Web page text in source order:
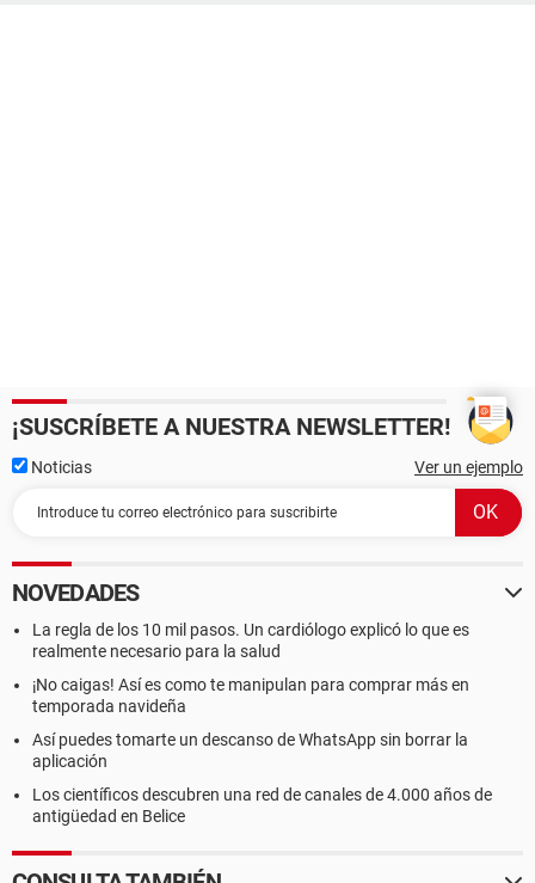
¡SUSCRÍBETE A NUESTRA NEWSLETTER!
Noticias Ver un ejemplo
NOVEDADES
La regla de los 10 mil pasos. Un cardiólogo explicó lo que es
realmente necesario para la salud
¡No caigas! Así es como te manipulan para comprar más en
temporada navideña
Así puedes tomarte un descanso de WhatsApp sin borrar la
aplicación
Los científicos descubren una red de canales de 4.000 años de
antigüedad en Belice